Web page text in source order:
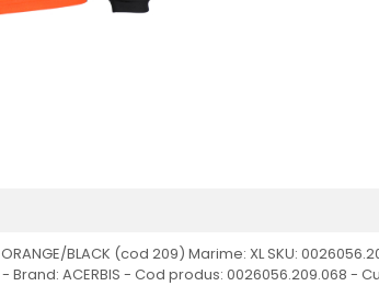
ORANGE/BLACK (cod 209) Marime: XL SKU:
ACERBIS - Cod produs: 0026056.209.068 -